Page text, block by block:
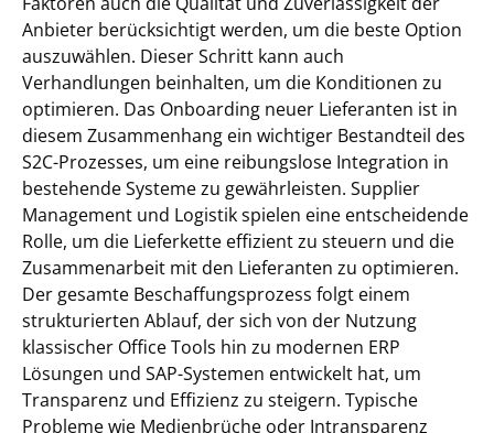
Anbieter berücksichtigt werden, um die beste Option
auszuwählen. Dieser Schritt kann auch
Verhandlungen beinhalten, um die Konditionen zu
optimieren. Das Onboarding neuer Lieferanten ist in
diesem Zusammenhang ein wichtiger Bestandteil des
S2C-Prozesses, um eine reibungslose Integration in
bestehende Systeme zu gewährleisten. Supplier
Management und Logistik spielen eine entscheidende
Rolle, um die Lieferkette effizient zu steuern und die
Zusammenarbeit mit den Lieferanten zu optimieren.
Der gesamte Beschaffungsprozess folgt einem
strukturierten Ablauf, der sich von der Nutzung
klassischer Office Tools hin zu modernen ERP
Lösungen und SAP-Systemen entwickelt hat, um
Transparenz und Effizienz zu steigern. Typische
Probleme wie Medienbrüche oder Intransparenz